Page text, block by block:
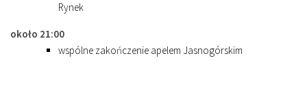
Rynek
około 21:00
wspólne zakończenie apelem Jasnogórskim